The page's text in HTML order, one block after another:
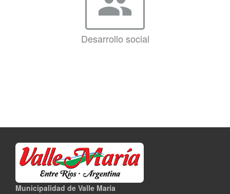
Desarrollo social
Municipalidad de Valle María